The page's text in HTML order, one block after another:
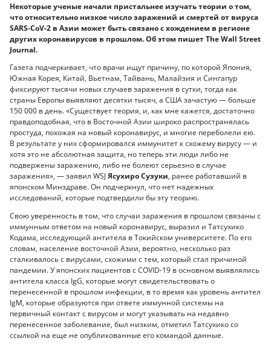
Некоторые ученые начали пристальнее изучать теории о том,
что относительно низкое число заражений и смертей от вируса
SARS-CoV-2 в Азии может быть связано с хождением в регионе
других коронавирусов в прошлом. Об этом пишет The Wall Street
Journal.
Газета подчеркивает, что врачи ищут причину, по которой Япония,
Южная Корея, Китай, Вьетнам, Тайвань, Малайзия и Сингапур
фиксируют тысячи новых случаев заражения в сутки, тогда как
страны Европы выявляют десятки тысяч, а США зачастую — больше
150 000 в день. «Существует теория, и, как мне кажется, достаточно
правдоподобная, что в Восточной Азии широко распространялась
простуда, похожая на новый коронавирус, и многие переболели ею.
В результате у них сформировался иммунитет к схожему вирусу — и
хотя это не абсолютная защита, но теперь эти люди либо не
подвержены заражению, либо не болеют серьезно в случае
заражения», — заявил WSJЯсухиро Сузуки, ранее работавший в
японском Минздраве. Он подчеркнул, что нет надежных
исследований, которые подтвердили бы эту теорию.
Свою уверенность в том, что случаи заражения в прошлом связаны с
иммунным ответом на новый коронавирус, выразил и Татсухико
Кодама, исследующий антитела в Токийском университете. По его
словам, население восточной Азии, вероятно, несколько раз
сталкивалось с вирусами, схожими с тем, который стал причиной
пандемии. У японских пациентов с COVID-19 в основном выявлялись
антитела класса IgG, которые могут свидетельствовать о
перенесенной в прошлом инфекции, в то время как уровень антител
IgМ, которые образуются при ответе иммунной системы на
первичный контакт с вирусом и могут указывать на недавно
перенесенное заболевание, был низким, отметил Татсухико со
ссылкой на еще не опубликованные его командой данные.